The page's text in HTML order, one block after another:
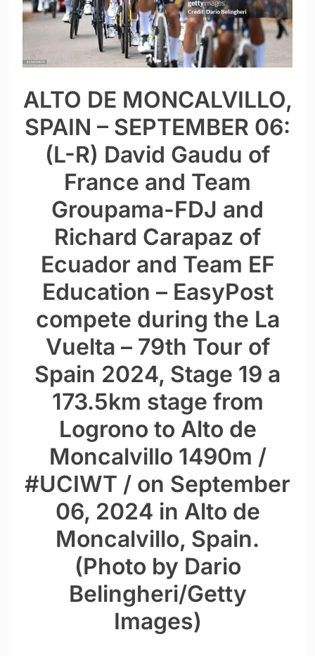
ALTO DE MONCALVILLO,
SPAIN – SEPTEMBER 06:
(L-R) David Gaudu of
France and Team
Groupama-FDJ and
Richard Carapaz of
Ecuador and Team EF
Education – EasyPost
compete during the La
Vuelta – 79th Tour of
Spain 2024, Stage 19 a
173.5km stage from
Logrono to Alto de
Moncalvillo 1490m /
#UCIWT / on September
06, 2024 in Alto de
Moncalvillo, Spain.
(Photo by Dario
Belingheri/Getty
Images)